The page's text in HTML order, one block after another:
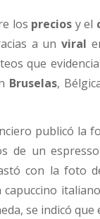
los precios y el
a unviral
que
Bruselas,
publicó la
de un
con la foto
capuccino
se indicó que